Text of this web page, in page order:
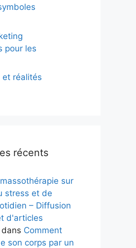
pour les
et réalités
récents
sur
stress et de
– Diffusion
d'articles
dans Comment
son corps par un